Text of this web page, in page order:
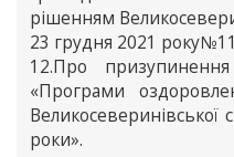
рішенням
23 грудня 2021
12.Про
«Програми
Великосеверинівської
роки».